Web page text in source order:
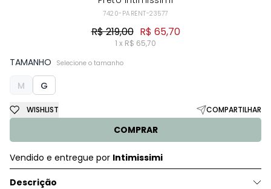
7420-PARENT-23577
R$ 219,00 R$ 65,70
1 x R$ 65,70
TAMANHO Selecione o tamanho
M G
COMPRAR
WISHLIST COMPARTILHAR
Vendido e entregue por Intimissimi
Descrição